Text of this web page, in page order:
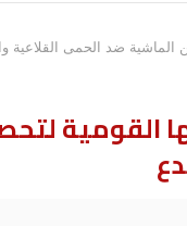
ضد الحمى القلاعية
القومية